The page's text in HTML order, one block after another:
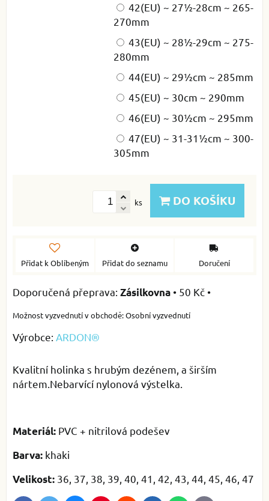
42(EU) ~ 27½-28cm ~ 265-
270mm
43(EU) ~ 28½-29cm ~ 275-
280mm
44(EU) ~ 29½cm ~ 285mm
45(EU) ~ 30cm ~ 290mm
46(EU) ~ 30½cm ~ 295mm
47(EU) ~ 31-31½cm ~ 300-
305mm
ks DO KOŠÍKU
Přidat k Oblíbeným Přidat do seznamu Doručení
Zásilkovna • 50 Kč •
Osobní vyzvednutí
Výrobce: ARDON®
Kvalitní holinka s hrubým dezénem, a širším
nártem.Nebarvící nylonová výstelka.
Materiál: PVC + nitrilová podešev
Barva: khaki
Velikost: 36, 37, 38, 39, 40, 41, 42, 43, 44, 45, 46, 47